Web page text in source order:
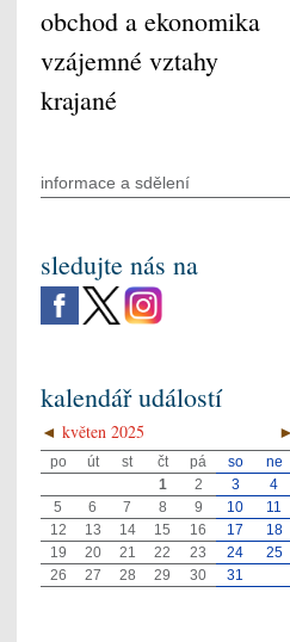
obchod a ekonomika
vzájemné vztahy
krajané
informace a sdělení
sledujte nás na
kalendář událostí
◄ ►
květen 2025
po út st čt pá so
ne
1
2 3
4
5
6 7 8 9 10
11
12
13 14 15 16 17
18
19
20 21 22 23 24
25
26
27 28 29 30 31